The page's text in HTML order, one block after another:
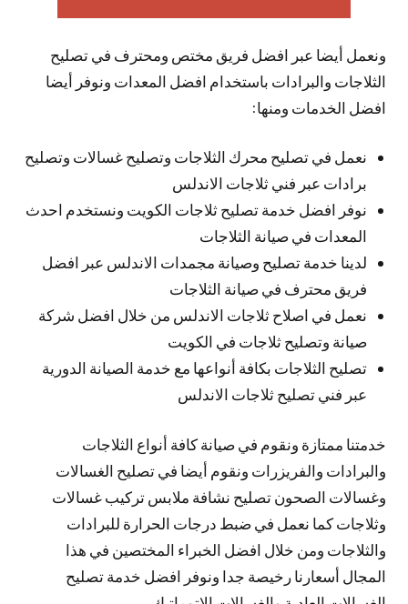
ونعمل أيضا عبر افضل فريق مختص ومحترف في تصليح
الثلاجات والبرادات باستخدام افضل المعدات ونوفر أيضا
افضل الخدمات ومنها:
نعمل في تصليح محرك الثلاجات وتصليح غسالات وتصليح
برادات عبر فني ثلاجات الاندلس
نوفر افضل خدمة تصليح ثلاجات الكويت ونستخدم احدث
المعدات في صيانة الثلاجات
لدينا خدمة تصليح وصيانة مجمدات الاندلس عبر افضل
فريق محترف في صيانة الثلاجات
نعمل في اصلاح ثلاجات الاندلس من خلال افضل شركة
صيانة وتصليح ثلاجات في الكويت
تصليح الثلاجات بكافة أنواعها مع خدمة الصيانة الدورية
عبر فني تصليح ثلاجات الاندلس
خدمتنا ممتازة ونقوم في صيانة كافة أنواع الثلاجات
والبرادات والفريزرات ونقوم أيضا في تصليح الغسالات
وغسالات الصحون تصليح نشافة ملابس تركيب غسالات
وثلاجات كما نعمل في ضبط درجات الحرارة للبرادات
والثلاجات ومن خلال افضل الخبراء المختصين في هذا
المجال أسعارنا رخيصة جدا ونوفر افضل خدمة تصليح